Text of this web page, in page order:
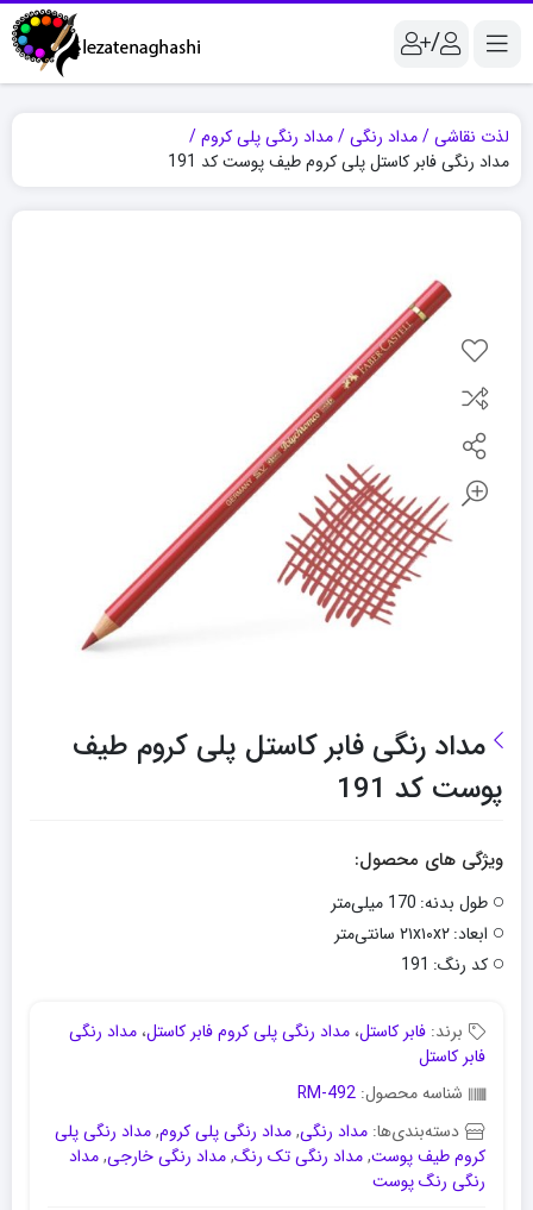
/
لذت نقاشی مداد رنگی
مداد رنگی پلی کروم
مداد رنگی فابر کاستل پلی کروم طیف پوست کد 191
مداد رنگی فابر کاستل پلی کروم طیف
پوست کد 191
ویژگی های محصول:
طول بدنه: 170 میلی‌متر
ابعاد:۲۱x۱۰x۲ سانتی‌متر
کد رنگ: 191
برند: فابر کاستل، مداد رنگی پلی کروم فابر کاستل، مداد رنگی
فابر کاستل
شناسه محصول: RM-492
دسته‌بندی‌ها: مداد رنگی,مداد رنگی پلی کروم,مداد رنگی پلی
کروم طیف پوست,مداد رنگی تک رنگ,مداد رنگی خارجی,مداد
رنگی رنگ پوست